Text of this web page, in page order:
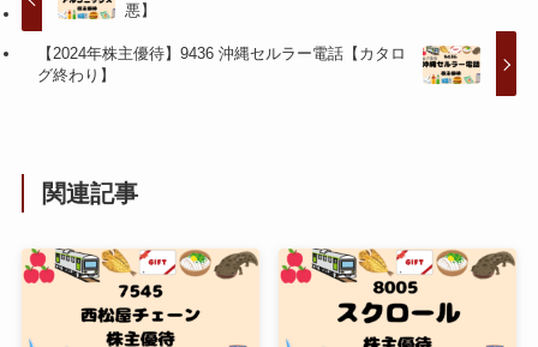
悪】
【2024年株主優待】9436 沖縄セルラー電話【カタロ
グ終わり】
関連記事